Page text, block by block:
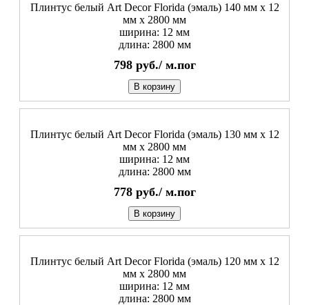
Плинтус белый Art Decor Florida (эмаль) 140 мм х 12
мм х 2800 мм
ширина: 12 мм
длина: 2800 мм
798 руб./ м.пог
В корзину
Плинтус белый Art Decor Florida (эмаль) 130 мм х 12
мм х 2800 мм
ширина: 12 мм
длина: 2800 мм
778 руб./ м.пог
В корзину
Плинтус белый Art Decor Florida (эмаль) 120 мм х 12
мм х 2800 мм
ширина: 12 мм
длина: 2800 мм